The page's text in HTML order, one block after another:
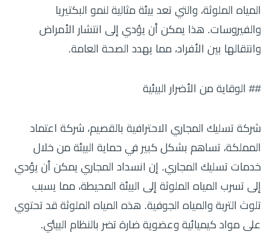
المياه الملوثة، والتي تعد بيئة مثالية لنمو البكتيريا
والفيروسات. هذا يمكن أن يؤدي إلى انتشار الأمراض
وانتقالها بين الأفراد، مما يهدد الصحة العامة.
## الوقاية من الأضرار البيئية
شركة تسليك المجاري الاحترافية بالقصيم، شركة اعتماد
المملكة، تساهم بشكل كبير في حماية البيئة من خلال
خدمات تسليك المجاري. إن انسداد المجاري يمكن أن يؤدي
إلى تسرب المياه الملوثة إلى البيئة المحيطة، مما يسبب
تلوث التربة والمياه الجوفية. هذه المياه الملوثة قد تحتوي
على مواد كيميائية وعضوية ضارة تضر بالنظام البيئي.